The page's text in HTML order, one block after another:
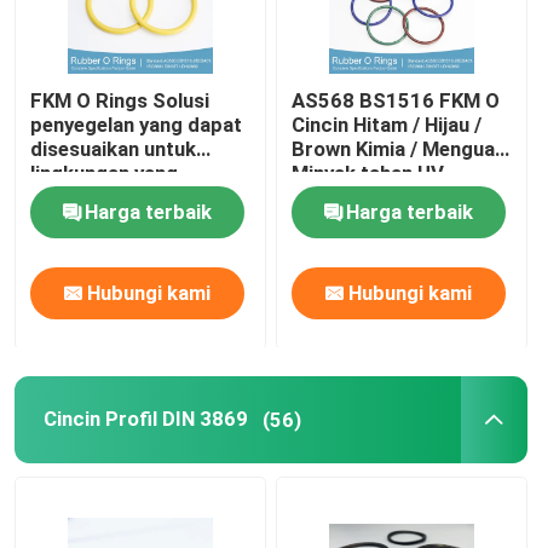
FKM O Rings Solusi
penyegelan yang dapat
disesuaikan untuk
lingkungan yang
menuntut
Harga terbaik
Hubungi kami
AS568 BS1516 FKM O
Cincin Hitam / Hijau /
Brown Kimia / Menguat
Minyak tahan UV
Harga terbaik
Hubungi kami
Cincin Profil DIN 3869 (56)